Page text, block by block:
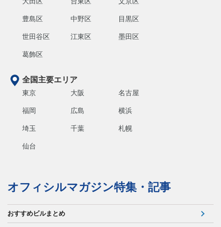
豊島区 中野区 目黒区
世田谷区 江東区 墨田区
葛飾区
全国主要エリア
東京 大阪 名古屋
福岡 広島 横浜
埼玉 千葉 札幌
仙台
オフィシルマガジン特集・記事
おすすめビルまとめ